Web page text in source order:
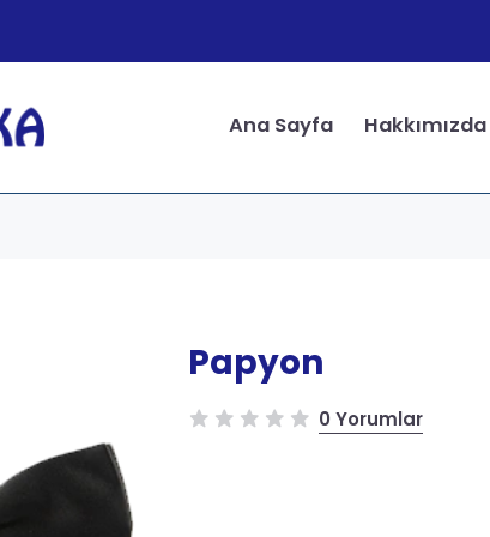
Ana Sayfa Hakkımızda
Papyon
0 Yorumlar